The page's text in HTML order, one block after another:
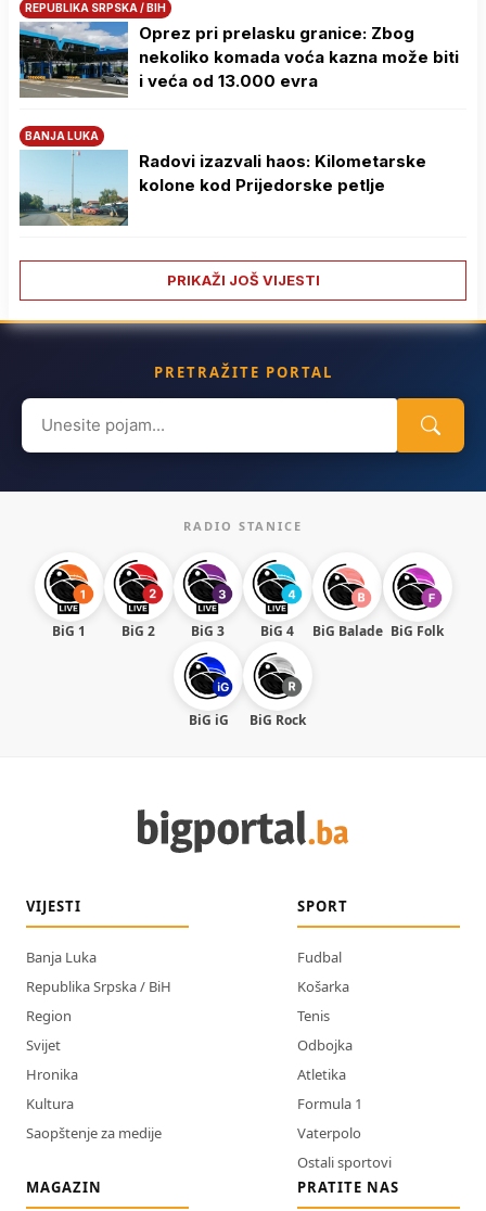
REPUBLIKA SRPSKA / BIH
Oprez pri prelasku granice: Zbog
nekoliko komada voća kazna može biti
i veća od 13.000 evra
BANJA LUKA
Radovi izazvali haos: Kilometarske
kolone kod Prijedorske petlje
PRIKAŽI JOŠ VIJESTI
PRETRAŽITE PORTAL
Search
for:
RADIO STANICE
BiG 1 BiG 2 BiG 3 BiG 4 BiG Balade BiG Folk
BiG iG BiG Rock
VIJESTI
Banja Luka
Republika Srpska / BiH
Region
Svijet
Hronika
Kultura
Saopštenje za medije
SPORT
Fudbal
Košarka
Tenis
Odbojka
Atletika
Formula 1
Vaterpolo
Ostali sportovi
MAGAZIN
PRATITE NAS